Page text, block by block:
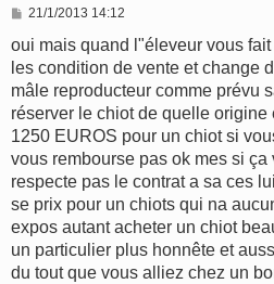
M
s
a
g
e
21/1/2013 14:12
oui mais quand l"éleveur vous
les condition de vente et change
mâle reproducteur comme prévu
réserver le chiot de quelle
1250 EUROS pour un chiot si
vous rembourse pas ok mes si ça
respecte pas le contrat a sa ces
se prix pour un chiots qui na
expos autant acheter un chiot
un particulier plus honnête et
du tout que vous alliez chez un